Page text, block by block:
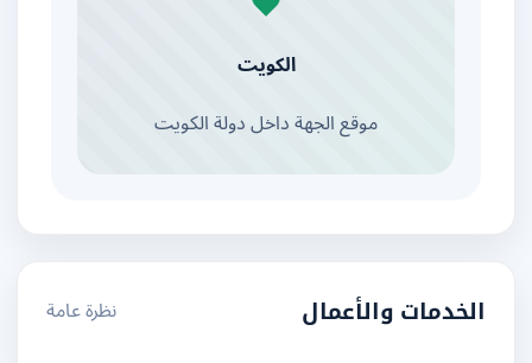
الكويت
موقع الجهة داخل دولة الكويت
الخدمات والأعمال نظرة عامة